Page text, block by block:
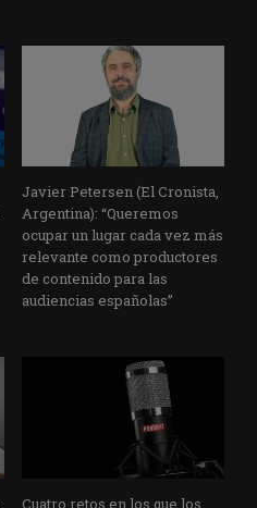
Javier Petersen (El Cronista,
Argentina): “Queremos
ocupar un lugar cada vez más
relevante como productores
de contenido para las
audiencias españolas”
Cuatro retos en los que los